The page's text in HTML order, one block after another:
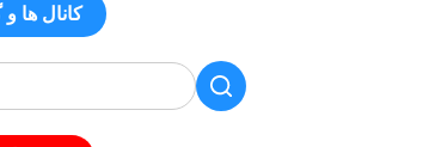
کانال‌ ها